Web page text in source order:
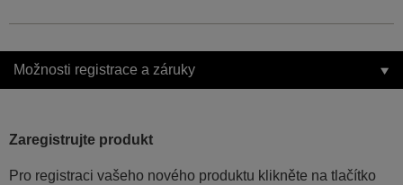
Možnosti registrace a záruky
Zaregistrujte produkt
Pro registraci vašeho nového produktu klikněte na tlačítko